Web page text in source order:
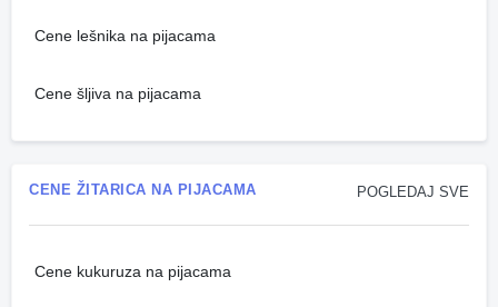
Cene lešnika na pijacama
Cene šljiva na pijacama
POGLEDAJ SVE
CENE ŽITARICA NA PIJACAMA
Cene kukuruza na pijacama